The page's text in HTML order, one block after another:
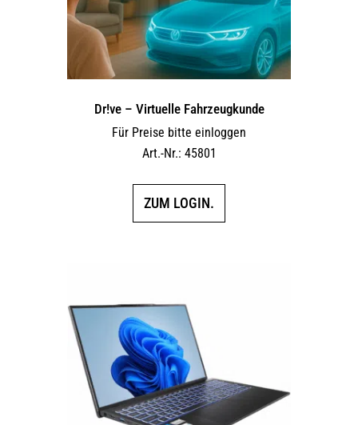
Dr!ve – Virtuelle Fahrzeugkunde
Für Preise bitte einloggen
Art.-Nr.: 45801
ZUM LOGIN.